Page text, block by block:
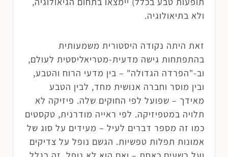
ולא בתיאולוגיה.
זאת היתה נקודה היסטורית משמעותית
בהתפתחות גישה מדעית-מטריאליסטית לעולם,
וב-"הפרדה הגדולה" – בין מדעי הרוח והטבע,
ובין מוסר וחברה אנושית מחד, לבין הטבע
מאידך – שפועל לפי החוקים שלה. פיזיקה לא
תלויה במטפיזיקה. לפי ראייה מודרנית, טקסטים
כמו זה מספר דברים לעיל – מעידים על סוג של
אמונות תפלות טפשיות. הגשם נופל על צדיקים